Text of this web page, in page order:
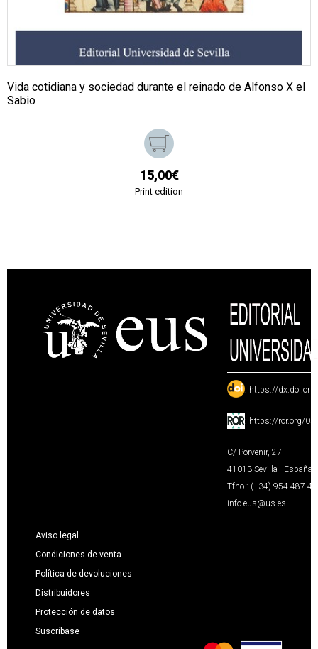
Vida cotidiana y sociedad durante el reinado de Alfonso X el
Sabio
15,00€
Print edition
: https://
: https://ror.org/
C/ Porvenir, 27
41013 Sevilla · España
Tfno.: (+34) 954 487
info-eus@us.es
Aviso legal
Condiciones de venta
Política de devoluciones
Distribuidores
Protección de datos
Suscríbase